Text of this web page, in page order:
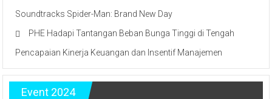
Soundtracks Spider-Man: Brand New Day
PHE Hadapi Tantangan Beban Bunga Tinggi di Tengah
Pencapaian Kinerja Keuangan dan Insentif Manajemen
Event 2024